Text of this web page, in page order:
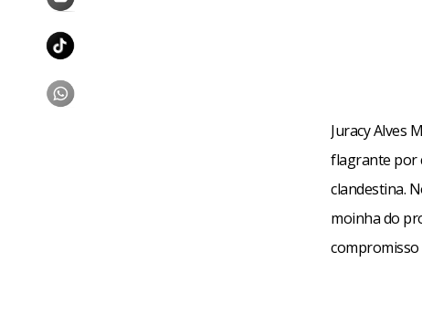
Juracy Alves
flagrante por
clandestina.
moinha do
compromisso